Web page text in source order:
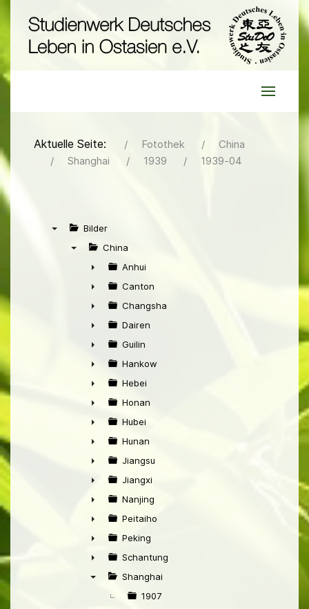
Aktuelle Seite: Fotothek
China
Shanghai
1939 1939-04
Bilder
China
►
Anhui
►
Canton
►
Changsha
►
Dairen
►
Guilin
►
Hankow
►
Hebei
►
Honan
►
Hubei
►
Hunan
►
Jiangsu
►
Jiangxi
►
Nanjing
►
Peitaiho
►
Peking
►
Schantung
Shanghai
1907